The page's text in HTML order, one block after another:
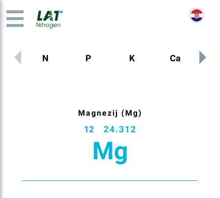
N P K Ca
Magnezij (Mg)
12 24.312
Mg